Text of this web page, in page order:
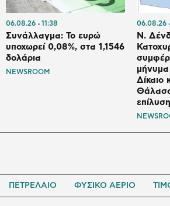
06.08.26 11:38
Συνάλλαγμα: Το ευρώ
υποχωρεί 0,08%, στα 1,1546
δολάρια
NEWSROOM
06.08.26
Ν.
μήνυμα
Δίκαιο
ΠΕΤΡΕΛΑΙΟ ΦΥΣΙΚΟ ΑΕΡΙΟ